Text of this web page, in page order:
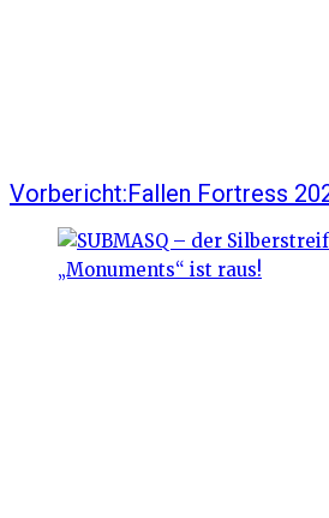
Vorbericht:Fallen Fortress